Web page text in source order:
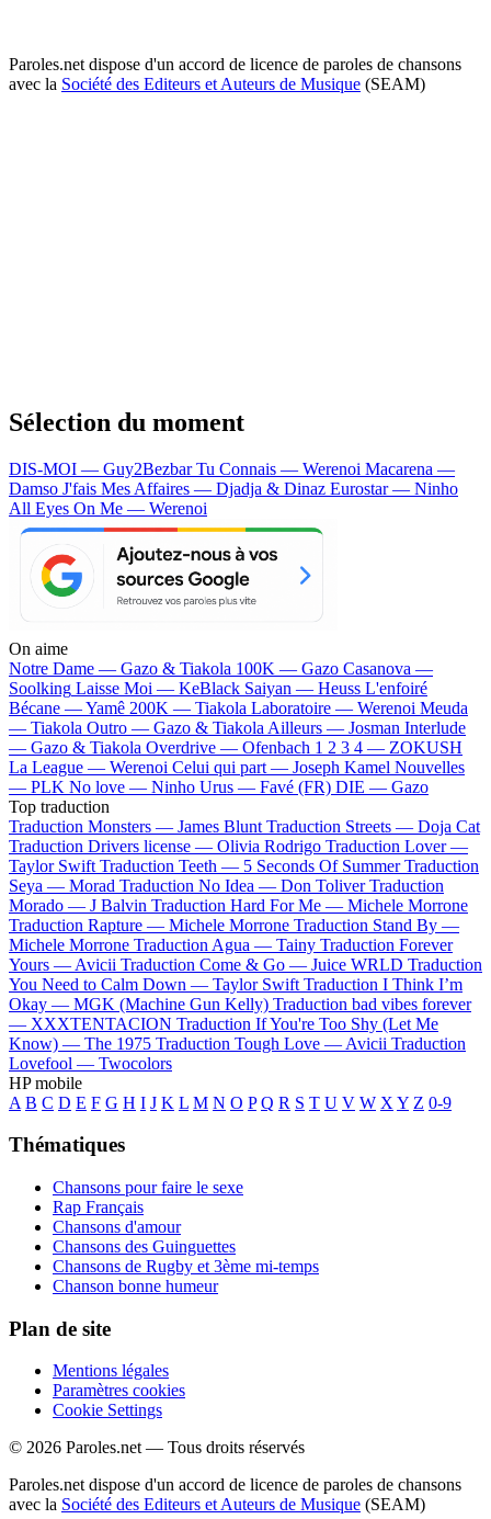
Paroles.net dispose d'un accord de licence de paroles de chansons
avec la Société des Editeurs et Auteurs de Musique (SEAM)
Sélection du moment
DIS-MOI — Guy2BezbarTu Connais — Werenoi Macarena —
Damso J'fais Mes Affaires — Djadja & Dinaz Eurostar — Ninho
All Eyes On Me — Werenoi
On aime
Notre Dame — Gazo & Tiakola 100K — Gazo Casanova —
Soolking Laisse Moi — KeBlack Saiyan — Heuss L'enfoiré
Bécane —Yamê 200K — Tiakola Laboratoire — Werenoi Meuda
— Tiakola Outro — Gazo & Tiakola Ailleurs — Josman Interlude
— Gazo & Tiakola Overdrive — Ofenbach 1 2 3 4 — ZOKUSH
La League — Werenoi Celui qui part — Joseph Kamel Nouvelles
— PLK No love — Ninho Urus — Favé (FR) DIE — Gazo
Top traduction
Traduction Monsters — James Blunt Traduction Streets — Doja Cat
Traduction Drivers license — Olivia Rodrigo Traduction Lover —
Taylor Swift Traduction Teeth — 5 Seconds Of Summer Traduction
Seya — Morad Traduction No Idea — Don Toliver Traduction
Morado — J Balvin Traduction Hard For Me — Michele Morrone
Traduction Rapture — Michele Morrone Traduction Stand By —
Michele Morrone Traduction Agua — Tainy Traduction Forever
Yours — Avicii Traduction Come & Go — Juice WRLD Traduction
You Need to Calm Down — Taylor Swift Traduction I Think I’m
Okay — MGK (Machine Gun Kelly) Traduction bad vibes forever
— XXXTENTACION Traduction If You're Too Shy (Let Me
Know) — The 1975 Traduction Tough Love — Avicii Traduction
Lovefool — Twocolors
HP mobile
A B C D E F G H I J K L M N O P Q R S T U V W X Y Z 0-9
Thématiques
Chansons pour faire le sexe
Rap Français
Chansons d'amour
Chansons des Guinguettes
Chansons de Rugby et 3ème mi-temps
Chanson bonne humeur
Plan de site
Mentions légales
Paramètres cookies
Cookie Settings
© 2026 Paroles.net — Tous droits réservés
Paroles.net dispose d'un accord de licence de paroles de chansons
avec la Société des Editeurs et Auteurs de Musique (SEAM)